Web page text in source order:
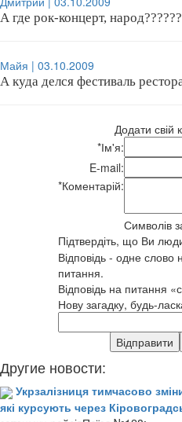
А где рок-концерт,
Майя | 03.10.2009
А куда делся фестиваль
Додати свій
*Ім'я:
E-mail:
*Коментарій:
Символів
Підтвердіть, що Ви
Відповідь - одне слово
питання.
Відповідь на питання
Нову загадку, будь-
Другие новости:
Укрзалізниця тимчасово
які курсують через